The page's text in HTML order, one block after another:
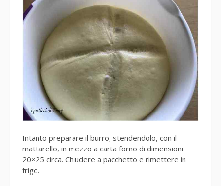
Intanto preparare il burro, stendendolo, con il
mattarello, in mezzo a carta forno di dimensioni
20×25 circa. Chiudere a pacchetto e rimettere in
frigo.